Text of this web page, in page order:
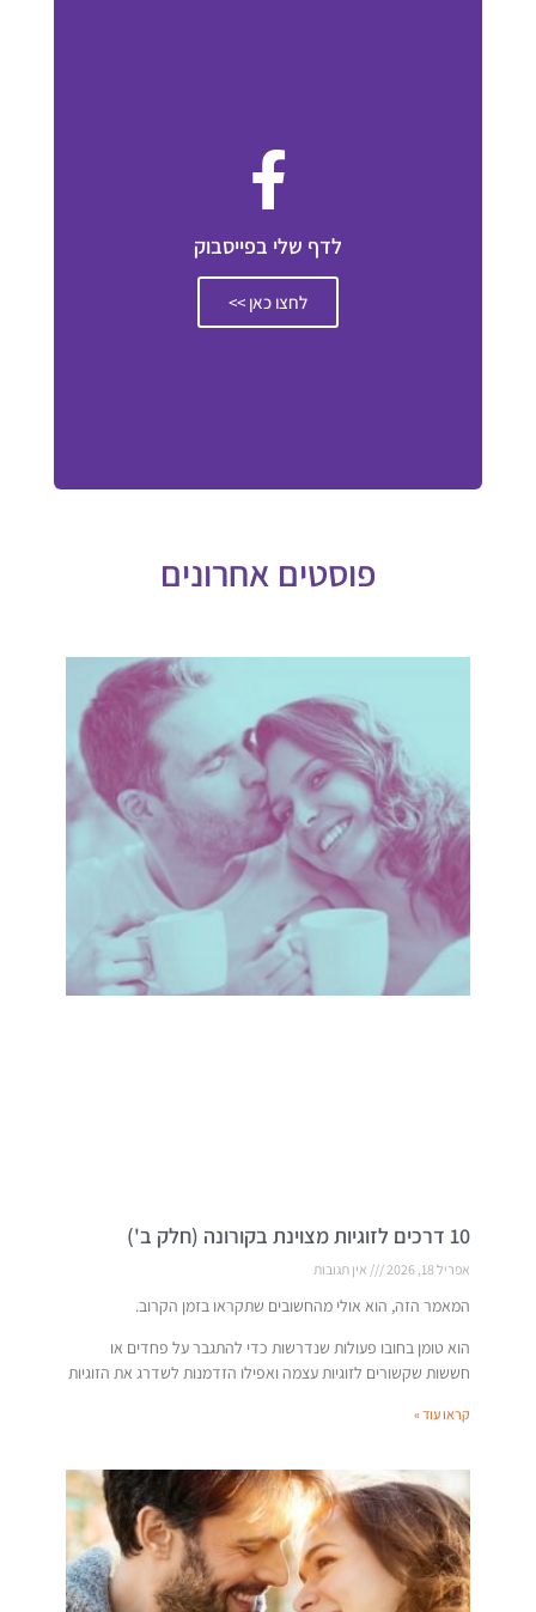
לדף שלי בפייסבוק
לחצו כאן >>
פוסטים אחרונים
10 דרכים לזוגיות מצוינת בקורונה (חלק ב')
אפריל 18, 2026 אין תגובות
המאמר הזה, הוא אולי מהחשובים שתקראו בזמן הקרוב.
הוא טומן בחובו פעולות שנדרשות כדי להתגבר על פחדים או
חששות שקשורים לזוגיות עצמה ואפילו הזדמנות לשדרג את הזוגיות
קראו עוד »